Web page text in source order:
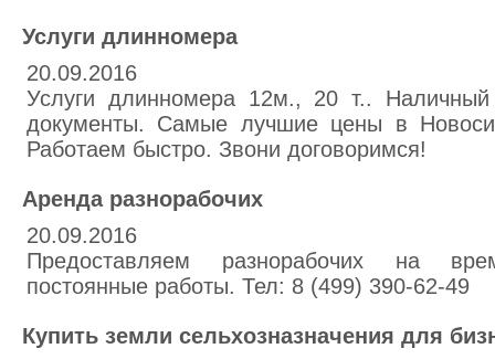
Услуги длинномера
20.09.2016
Услуги длинномера 12м., 20 т.. Наличный
документы. Самые лучшие цены в
Работаем быстро. Звони договоримся!
Аренда разнорабочих
20.09.2016
Предоставляем разнорабочих на
постоянные работы. Тел: 8 (499) 390-62-49
Купить земли сельхозназначения для